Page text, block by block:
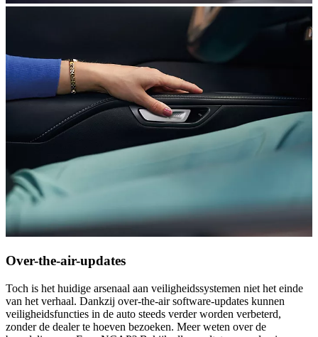
Over-the-air-updates
Toch is het huidige arsenaal aan veiligheidssystemen niet het einde
van het verhaal. Dankzij over-the-air software-updates kunnen
veiligheidsfuncties in de auto steeds verder worden verbeterd,
zonder de dealer te hoeven bezoeken. Meer weten over de